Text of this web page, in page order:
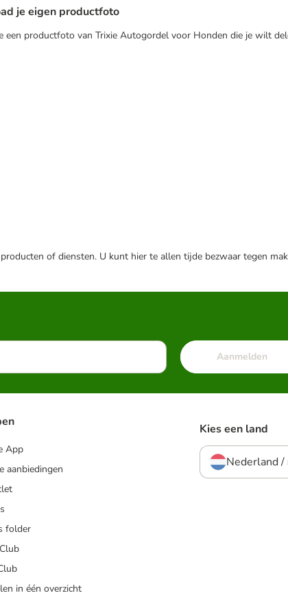
je eigen productfoto
een productfoto van Trixie Autogordel voor Honden die je wilt
of diensten. U kunt hier te allen tijde bezwaar tegen
Aanmelden
App
aanbiedingen
folder
in één overzicht
Kies een land
Nederland /